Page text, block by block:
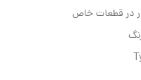
در قطعات خاص